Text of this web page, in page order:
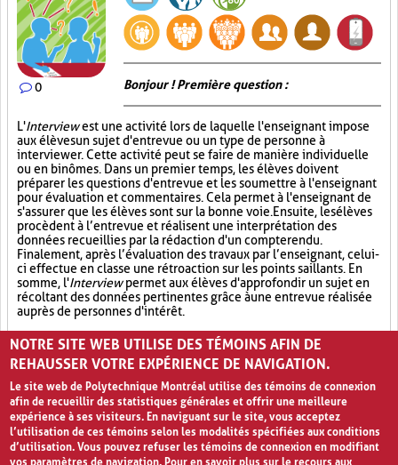
0 Bonjour ! Première question :
L'Interviewest une activité lors de laquelle l'enseignant impose
aux élèves un sujet d'entrevue ou un type de personne à
interviewer. Cette activité peut se faire de manière individuelle
ou en binômes. Dans un premier temps, les élèves doivent
préparer les questions d'entrevue et les soumettre à l'enseignant
pour évaluation et commentaires. Cela permet à l'enseignant de
s'assurer que les élèves sont sur la bonne voie. Ensuite, les élèves
procèdent à l’entrevue et réalisent une interprétation des
données recueillies par la rédaction d'un compte rendu.
Finalement, après l’évaluation des travaux par l’enseignant, celui-
ci effectue en classe une rétroaction sur les points saillants. En
somme, l'Interviewpermet aux élèves d'approfondir un sujet en
récoltant des données pertinentes grâce à une entrevue réalisée
auprès de personnes d'intérêt.
Socialisation (8) Échanges (13) Cas réel (4)
NOTRE SITE WEB UTILISE DES TÉMOINS AFIN DE
REHAUSSER VOTRE EXPÉRIENCE DE NAVIGATION.
Le site web de Polytechnique Montréal utilise des témoins de connexion
afin de recueillir des statistiques générales et offrir une meilleure
expérience à ses visiteurs. En naviguant sur le site, vous acceptez
l’utilisation de ces témoins selon les modalités spécifiées aux conditions
d’utilisation. Vous pouvez refuser les témoins de connexion en modifiant
vos paramètres de navigation. Pour en savoir plus sur le recours aux